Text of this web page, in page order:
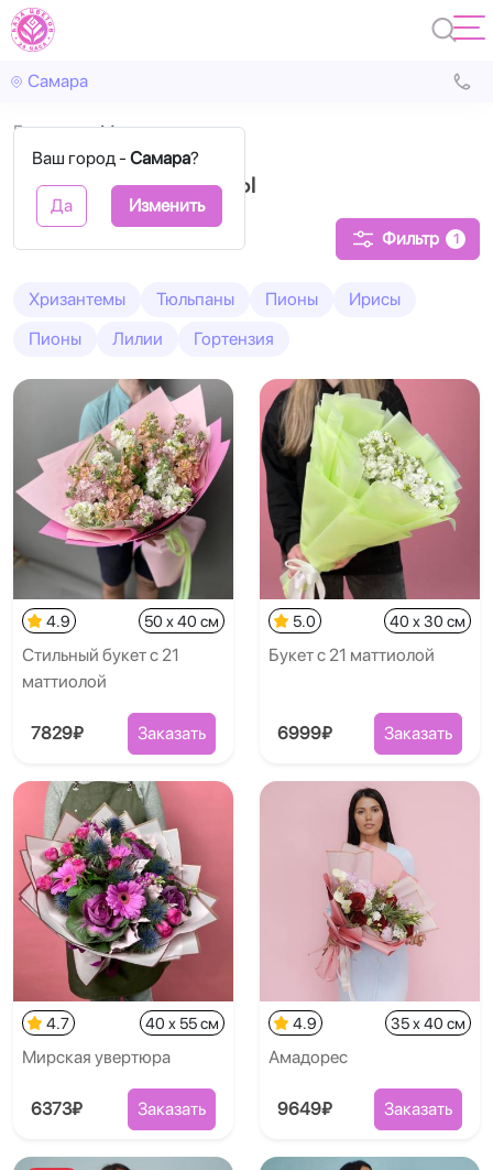
Самара
Ваш город - Самара?
Да Изменить
Главная Маттиола
Маттиола букеты
Фильтр 1
Хризантемы Тюльпаны Пионы
Ирисы
Пионы
Лилии Гортензия
4.9 50 x 40 см
Стильный букет с 21
маттиолой
7829₽ Заказать
5.0 40 x 30 см
Букет с 21 маттиолой
6999₽ Заказать
4.7 40 x 55 см
Мирская увертюра
6373₽ Заказать
4.9 35 x 40 см
Амадорес
9649₽ Заказать